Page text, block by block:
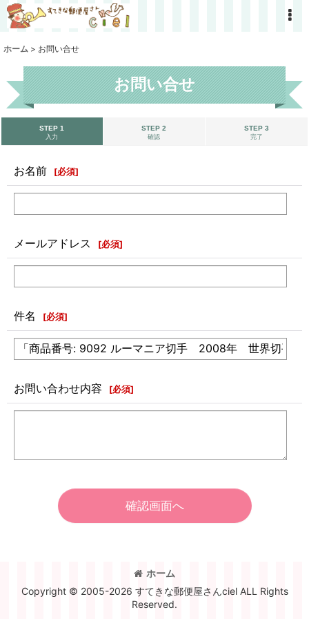
ホーム > お問い合せ
お問い合せ
STEP 1
入力
STEP 2
確認
STEP 3
完了
お名前 [必須]
メールアドレス [必須]
件名 [必須]
お問い合わせ内容 [必須]
確認画面へ
ホーム
Copyright © 2005-2026 すてきな郵便屋さんciel ALL Rights
Reserved.